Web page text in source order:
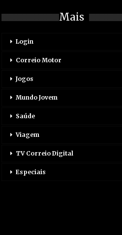
Mais
Login
Correio Motor
Jogos
Mundo Jovem
Saúde
Viagem
TV Correio Digital
Especiais